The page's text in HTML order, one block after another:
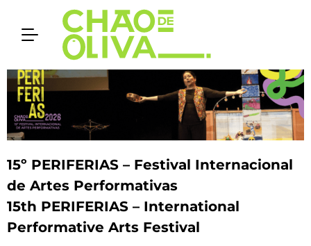
15º PERIFERIAS – Festival Internacional
de Artes Performativas
15th PERIFERIAS – International
Performative Arts Festival